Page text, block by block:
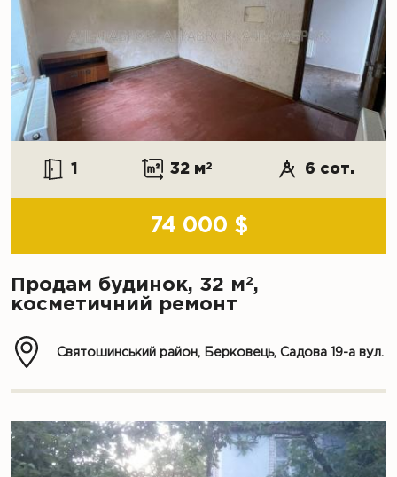
1 32 м2 6 сот.
74 000 $
Продам будинок, 32 м2,
косметичний ремонт
Святошинський район, Берковець, Садова 19-а вул.